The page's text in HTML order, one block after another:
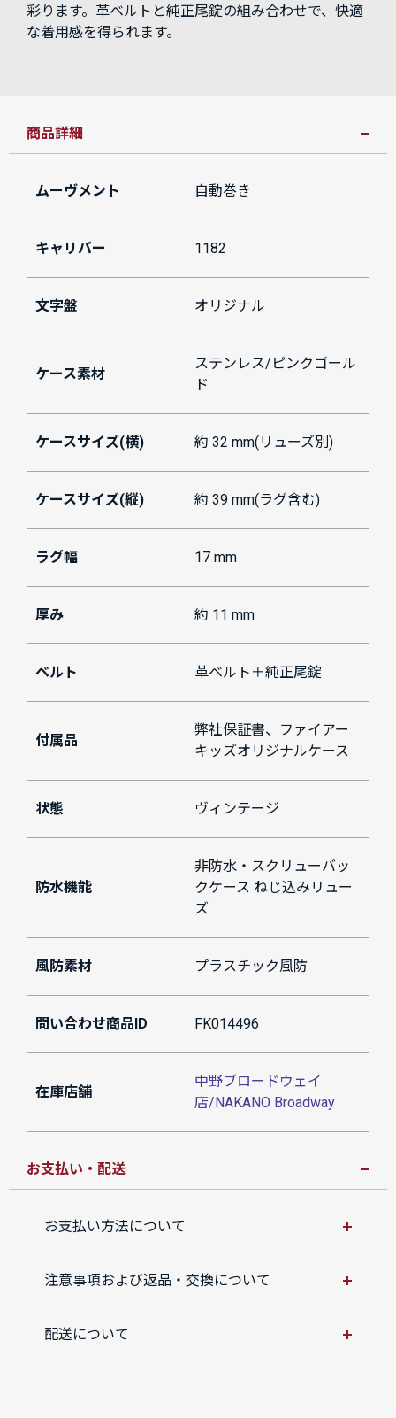
彩ります。革ベルトと純正尾錠の組み合わせで、快適
な着用感を得られます。
商品詳細
ムーヴメント 自動巻き
キャリバー 1182
文字盤 オリジナル
ケース素材
ステンレス/ピンクゴール
ド
ケースサイズ(横) 約 32 mm(リューズ別)
ケースサイズ(縦) 約 39 mm(ラグ含む)
ラグ幅 17 mm
厚み 約 11 mm
ベルト 革ベルト＋純正尾錠
付属品
弊社保証書、ファイアー
キッズオリジナルケース
状態 ヴィンテージ
防水機能
非防水・スクリューバッ
クケース ねじ込みリュー
ズ
風防素材 プラスチック風防
問い合わせ商品ID FK014496
在庫店舗
中野ブロードウェイ
店/NAKANO Broadway
お支払い・配送
お支払い方法について
注意事項および返品・交換について
配送について